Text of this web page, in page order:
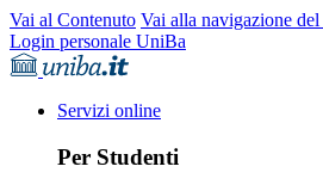
Vai al Contenuto Vai alla navigazione del
Login personale UniBa
Servizi online
Per Studenti